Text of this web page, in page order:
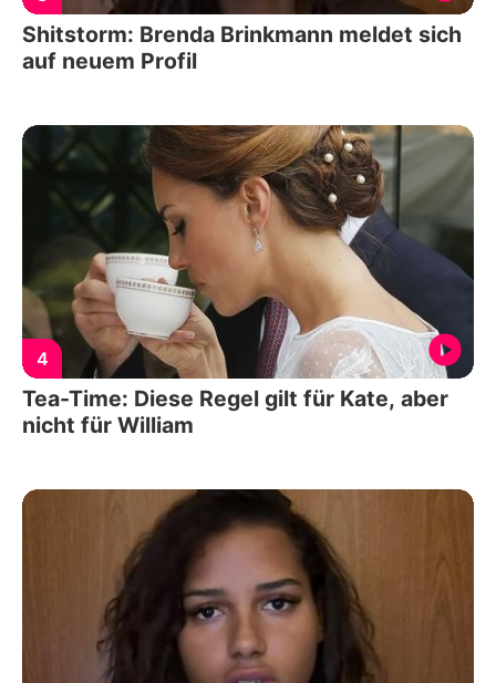
Shitstorm: Brenda Brinkmann meldet sich
auf neuem Profil
4
Tea-Time: Diese Regel gilt für Kate, aber
nicht für William